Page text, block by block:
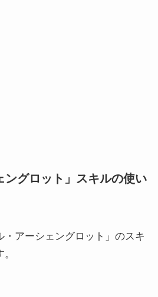
ングロット」スキルの使い
・アーシェングロット」のスキ